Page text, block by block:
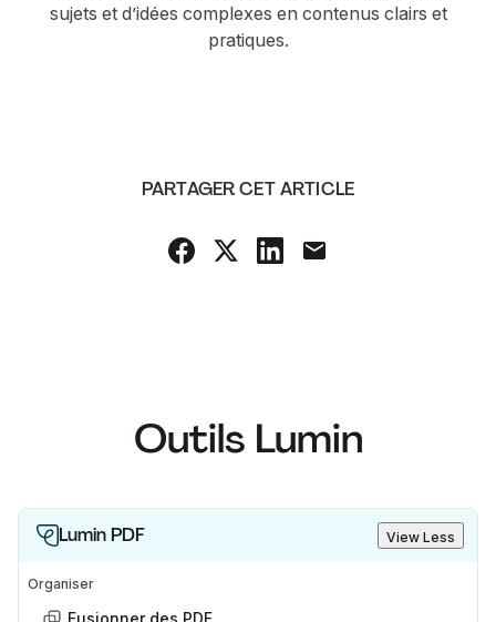
sujets et d’idées complexes en contenus clairs et
pratiques.
PARTAGER CET ARTICLE
Outils Lumin
Lumin PDF View Less
Organiser